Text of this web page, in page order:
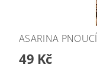
ASARINA
49 Kč